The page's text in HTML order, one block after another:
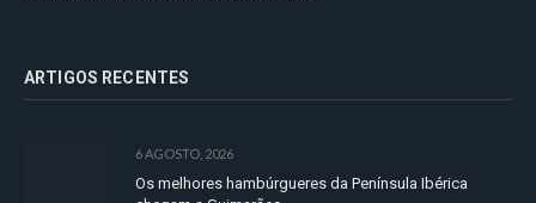
ARTIGOS RECENTES
6 AGOSTO, 2026
Os melhores hambúrgueres da Península Ibérica